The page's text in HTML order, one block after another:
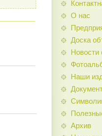
О нас
Доска
Новости
Наши
Архив